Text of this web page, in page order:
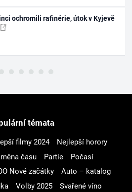
ochromili rafinérie, útok v Kyjevě
témata
filmy 2024
Nejlepší horory
času Partie
Počasí
Nové začátky
Auto – katalog
Volby 2025
Svařené víno